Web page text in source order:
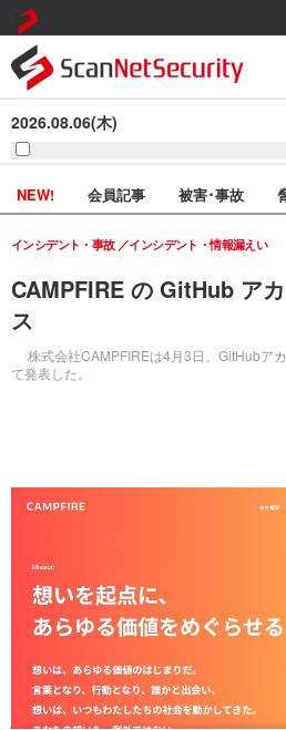
2026.08.06(木)
NEW! 会員記事 被害･事故
CAMPFIRE の GitHub ア
ス
株式会社CAMPFIREは4月3日、GitHubア
て発表した。
インシデント・事故 インシデント・情報漏えい